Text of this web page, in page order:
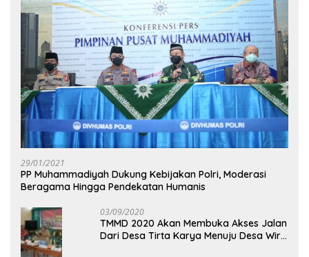
29/01/2021
PP Muhammadiyah Dukung Kebijakan Polri, Moderasi
Beragama Hingga Pendekatan Humanis
03/09/2020
TMMD 2020 Akan Membuka Akses Jalan
Dari Desa Tirta Karya Menuju Desa Wira